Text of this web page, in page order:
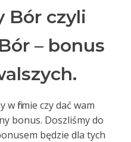
Bór czyli
– bonus
w firmie czy dać wam
bonus. Doszliśmy do
będzie dla tych